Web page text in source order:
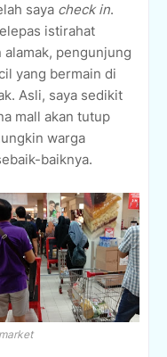
saya check in.
istirahat
pengunjung
yang bermain di
Asli, saya sedikit
mall akan tutup
warga
baiknya.